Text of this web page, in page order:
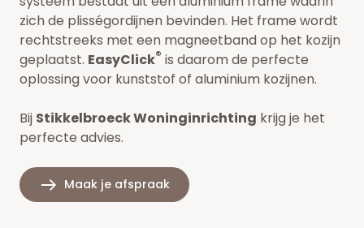
zich de plisségordijnen bevinden. Het frame wordt
rechtstreeks met een magneetband op het kozijn
geplaatst. EasyClick® is daarom de perfecte
oplossing voor kunststof of aluminium kozijnen.
Bij Stikkelbroeck Woninginrichting krijg je het
perfecte advies.
Maak je afspraak